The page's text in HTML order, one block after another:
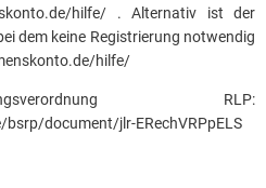
hilfe/ . Alternativ ist der
dem keine Registrierung notwendig
hilfe/
RLP:
document/jlr-ERechVRPpELS